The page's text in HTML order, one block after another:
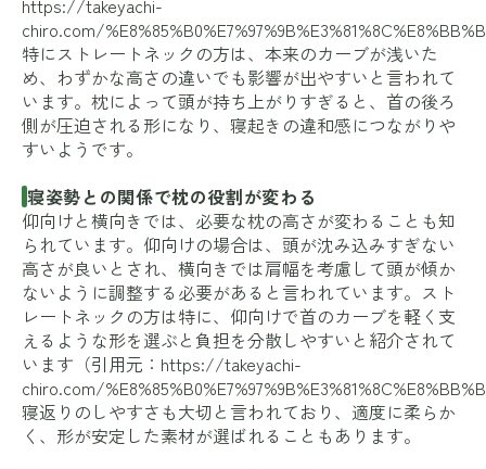
https://takeyachi-
chiro.com/
特にストレートネックの方は、本来のカーブが浅いた
め、わずかな高さの違いでも影響が出やすいと言われて
います。枕によって頭が持ち上がりすぎると、首の後ろ
側が圧迫される形になり、寝起きの違和感につながりや
すいようです。
寝姿勢との関係で枕の役割が変わる
仰向けと横向きでは、必要な枕の高さが変わることも知
られています。仰向けの場合は、頭が沈み込みすぎない
高さが良いとされ、横向きでは肩幅を考慮して頭が傾か
ないように調整する必要があると言われています。スト
レートネックの方は特に、仰向けで首のカーブを軽く支
えるような形を選ぶと負担を分散しやすいと紹介されて
います（引用元： https://takeyachi-
chiro.com/
寝返りのしやすさも大切と言われており、適度に柔らか
く、形が安定した素材が選ばれることもあります。